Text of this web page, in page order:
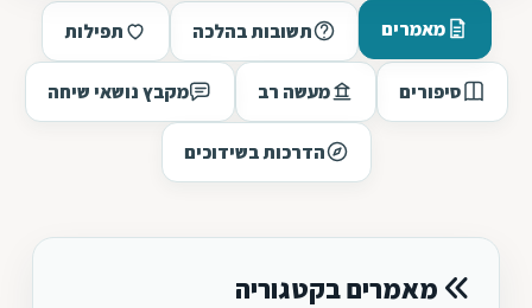
מאמרים תשובות בהלכה תפילות
סיפורים מעשה רב מקבץ נושאי שיחה
הדרכות בשידוכים
מאמרים בקטגוריה